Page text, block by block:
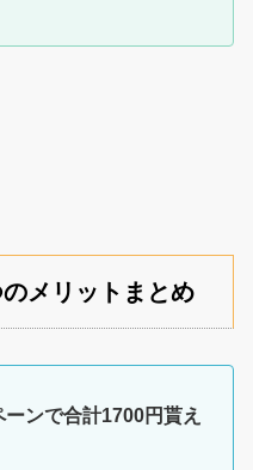
のメリットまとめ
ーンで合計1700円貰え